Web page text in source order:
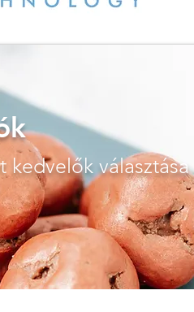
választása